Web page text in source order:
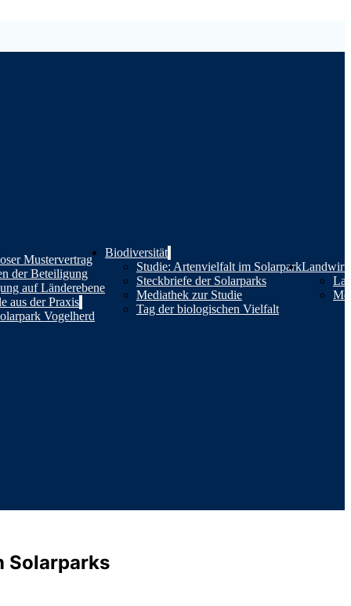
Mustervertrag
der Beteiligung
auf Länderebene
aus der Praxis
Vogelherd
Biodiversität
Studie: Artenvielfalt im Solarpark
Steckbriefe der Solarparks
Mediathek zur Studie
Tag der biologischen Vielfalt
Solarparks